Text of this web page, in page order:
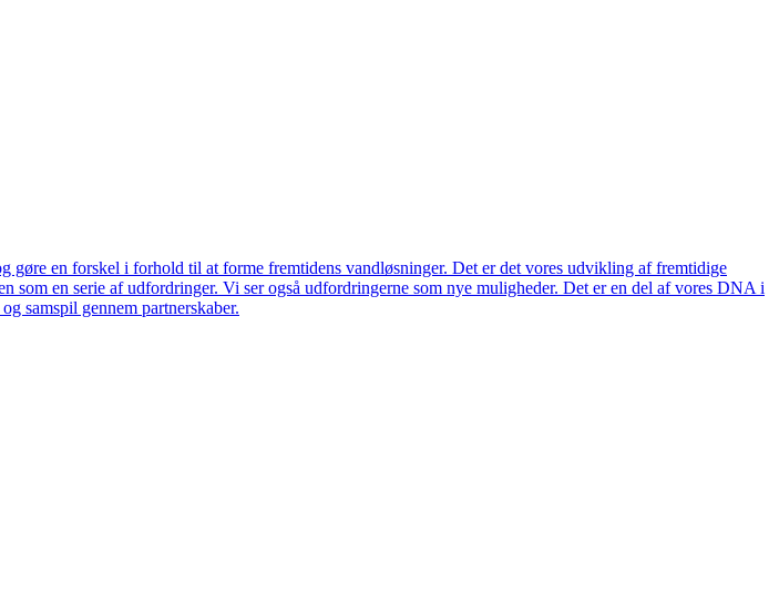
en forskel i forhold til at forme fremtidens vandløsninger. Det er det vores udvikling af fremtidige
en serie af udfordringer. Vi ser også udfordringerne som nye muligheder. Det er en del af vores DNA i
samspil gennem partnerskaber.